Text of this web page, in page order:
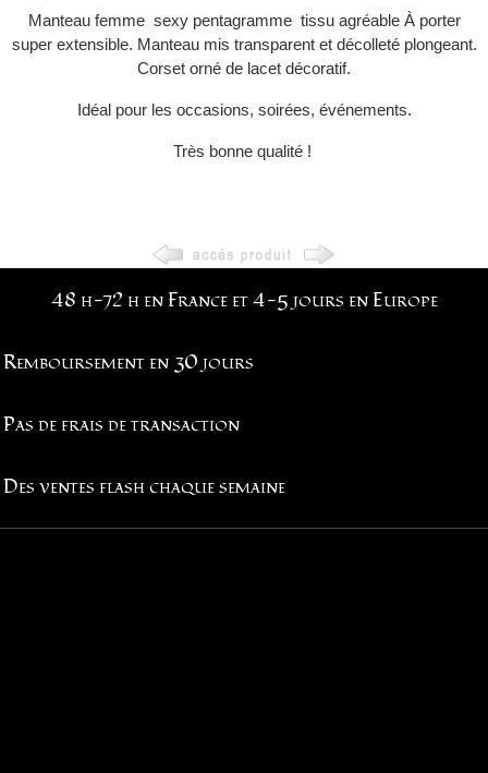
Manteau femme sexy pentagramme tissu agréable À porter
super extensible. Manteau mis transparent et décolleté plongeant.
Corset orné de lacet décoratif.
Idéal pour les occasions, soirées, événements.
Très bonne qualité !
48 h-72 h en France et 4-5 jours en Europe
Remboursement en 30 jours
Pas de frais de transaction
Des ventes flash chaque semaine